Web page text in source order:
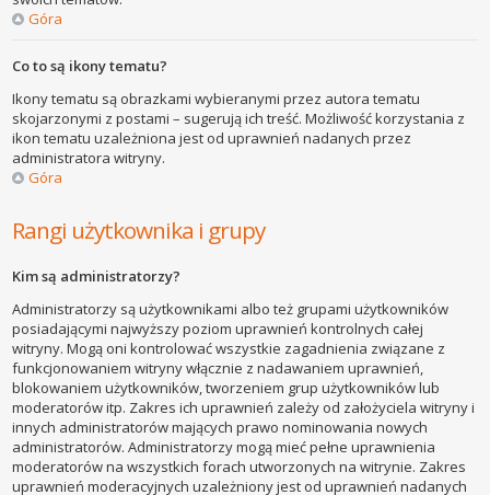
Góra
Co to są ikony tematu?
Ikony tematu są obrazkami wybieranymi przez autora tematu
skojarzonymi z postami – sugerują ich treść. Możliwość korzystania z
ikon tematu uzależniona jest od uprawnień nadanych przez
administratora witryny.
Góra
Rangi użytkownika i grupy
Kim są administratorzy?
Administratorzy są użytkownikami albo też grupami użytkowników
posiadającymi najwyższy poziom uprawnień kontrolnych całej
witryny. Mogą oni kontrolować wszystkie zagadnienia związane z
funkcjonowaniem witryny włącznie z nadawaniem uprawnień,
blokowaniem użytkowników, tworzeniem grup użytkowników lub
moderatorów itp. Zakres ich uprawnień zależy od założyciela witryny i
innych administratorów mających prawo nominowania nowych
administratorów. Administratorzy mogą mieć pełne uprawnienia
moderatorów na wszystkich forach utworzonych na witrynie. Zakres
uprawnień moderacyjnych uzależniony jest od uprawnień nadanych